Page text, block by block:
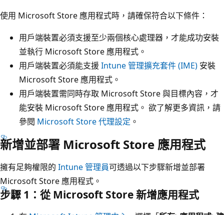
使用 Microsoft Store 應用程式時，請確保符合以下條件：
用戶端裝置必須支援至少兩個核心處理器，才能成功安裝
並執行 Microsoft Store 應用程式。
用戶端裝置必須能支援Intune 管理擴充套件 (IME) 安裝
Microsoft Store 應用程式。
用戶端裝置需同時存取 Microsoft Store 與目標內容，才
能安裝 Microsoft Store 應用程式。 欲了解更多資訊，請
參閱 Microsoft Store 代理設定 。
新增並部署 Microsoft Store 應用程式
擁有足夠權限的 Intune 管理員可透過以下步驟新增並部署
Microsoft Store 應用程式。
步驟 1：從 Microsoft Store 新增應用程式